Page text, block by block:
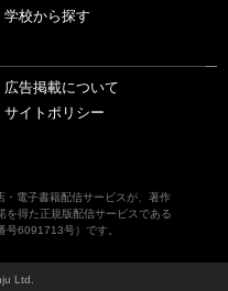
学校から探す
広告掲載について
サイトポリシー
・電子書籍配信サービスが、著作
を得た正規版配信サービスである
号6091713号）です。
Ltd.